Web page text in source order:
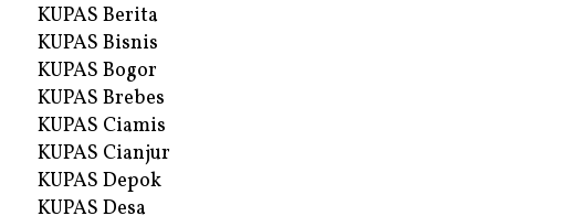
KUPAS Berita
KUPAS Bisnis
KUPAS Bogor
KUPAS Brebes
KUPAS Ciamis
KUPAS Cianjur
KUPAS Depok
KUPAS Desa